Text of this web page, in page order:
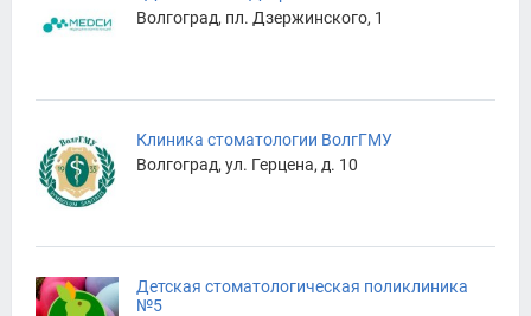
Волгоград, пл. Дзержинского, 1
Клиника стоматологии ВолгГМУ
Волгоград, ул. Герцена, д. 10
Детская стоматологическая поликлиника
№5